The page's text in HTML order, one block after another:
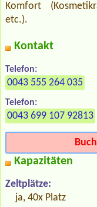
Komfort
etc.).
Kontakt
Telefon:
0043 555 264 035
Telefon:
0043 699 107 92813
Kapazitäten
Zeltplätze:
ja, 40x Platz